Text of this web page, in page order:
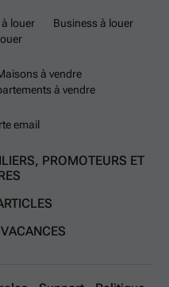
louer
Business à louer
à vendre
à vendre
email
PROMOTEURS ET